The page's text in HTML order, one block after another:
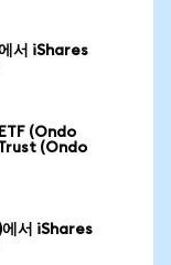
서 iShares
(Ondo
(Ondo
서 iShares